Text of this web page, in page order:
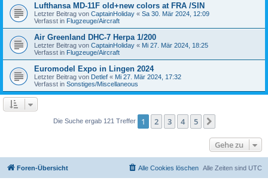
Lufthansa MD-11F old+new colors at FRA /SIN
Letzter Beitrag von CaptainHoliday « Sa 30. Mär 2024, 12:09
Verfasst in Flugzeuge/Aircraft
Air Greenland DHC-7 Herpa 1/200
Letzter Beitrag von CaptainHoliday « Mi 27. Mär 2024, 18:25
Verfasst in Flugzeuge/Aircraft
Euromodel Expo in Lingen 2024
Letzter Beitrag von Detlef « Mi 27. Mär 2024, 17:32
Verfasst in Sonstiges/Miscellaneous
Die Suche ergab 121 Treffer 1 2 3 4 5
Gehe zu
Foren-Übersicht Alle Zeiten sind UTC
Alle Cookies löschen